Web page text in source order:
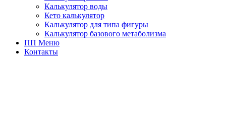
Калькулятор воды
Кето калькулятор
Калькулятор для типа фигуры
Калькулятор базового метаболизма
ПП Меню
Контакты